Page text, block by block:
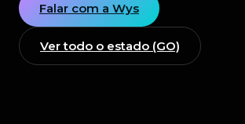
Falar com a Wys
Ver todo o estado (GO)